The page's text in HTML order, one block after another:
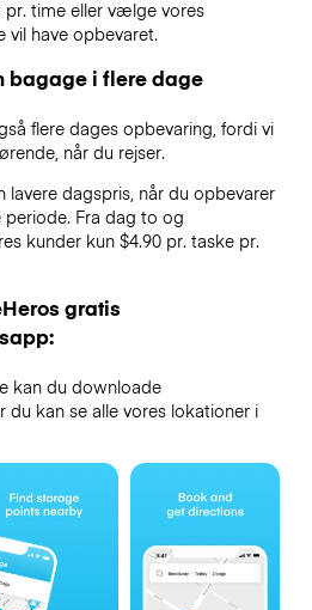
time eller vælge vores
vil have opbevaret.
bagage i flere dage
flere dages opbevaring, fordi vi
når du rejser.
lavere dagspris, når du opbevarer
Fra dag to og
kunder kun $4.90 pr. taske pr.
gratis
kan du downloade
du kan se alle vores lokationer i